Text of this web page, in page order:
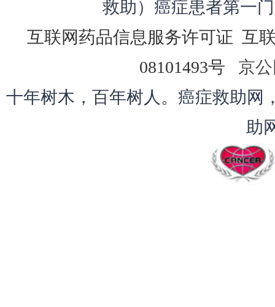
救助）癌症患者第一
互联网药品信息服务许可证 互
08101493号
京公
十年树木，百年树人。癌症救助网
助